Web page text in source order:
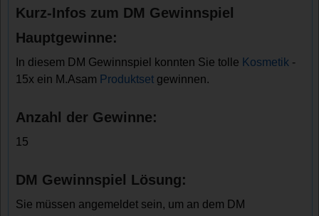
Kurz-Infos zum DM Gewinnspiel
Hauptgewinne:
In diesem DM Gewinnspiel konnten Sie tolle Kosmetik -
15x ein M.Asam Produktset gewinnen.
Anzahl der Gewinne:
15
DM Gewinnspiel Lösung:
Sie müssen angemeldet sein, um an dem DM